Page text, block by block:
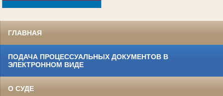
ГЛАВНАЯ
ПОДАЧА ПРОЦЕССУАЛЬНЫХ ДОКУМЕНТОВ В
ЭЛЕКТРОННОМ ВИДЕ
О СУДЕ